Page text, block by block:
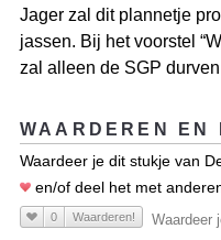
Jager zal dit plannetje
jassen. Bij het voorstel
zal alleen de SGP
WAARDEREN EN
Waardeer je dit stukje van
en/of deel het met
0 Waarderen! Waardeer